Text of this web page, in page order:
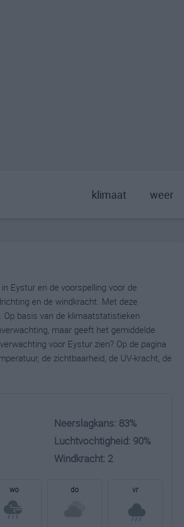
klimaat weer
Eystur en de voorspelling voor de
en de windkracht. Met deze
basis van de klimaatstatistieken
maar geeft het gemiddelde
voor Eystur zien? Op de pagina
de zichtbaarheid, de UV-kracht, de
Neerslagkans: 83%
Luchtvochtigheid: 90%
Windkracht: 2
wo do vr